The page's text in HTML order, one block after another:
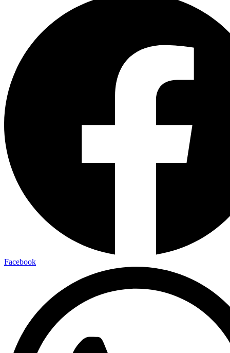
Facebook